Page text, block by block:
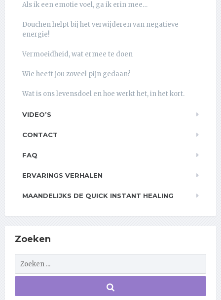
Als ik een emotie voel, ga ik erin mee…
Douchen helpt bij het verwijderen van negatieve
energie!
Vermoeidheid, wat ermee te doen
Wie heeft jou zoveel pijn gedaan?
Wat is ons levensdoel en hoe werkt het, in het kort.
VIDEO’S
CONTACT
FAQ
ERVARINGS VERHALEN
MAANDELIJKS DE QUICK INSTANT HEALING
Zoeken